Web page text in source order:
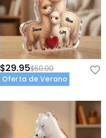
$29.95$60.00
Oferta de Verano